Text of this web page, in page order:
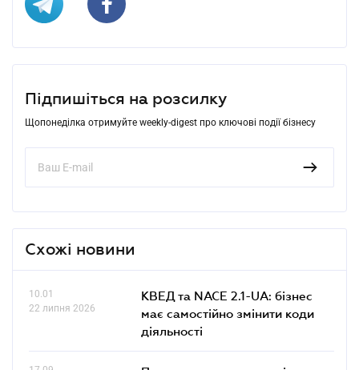
Підпишіться на розсилку
Щопонеділка отримуйте weekly-digest про ключові події бізнесу
Схожі новини
10.01
22 липня 2026
КВЕД та NACE 2.1-UA: бізнес
має самостійно змінити коди
діяльності